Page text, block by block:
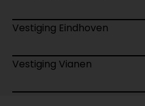
Vestiging Eindhoven
Vestiging Vianen